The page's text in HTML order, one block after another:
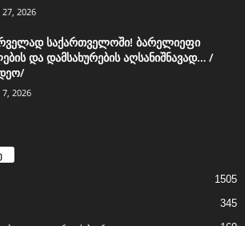
27, 2026
საქართველოში! ბარელიეფი
და დამსახურების აღსანიშნავად… /
7, 2026
1505
345